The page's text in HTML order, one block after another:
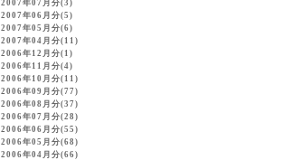
2007年07月分(3)
2007年06月分(5)
2007年05月分(6)
2007年04月分(11)
2006年12月分(1)
2006年11月分(4)
2006年10月分(11)
2006年09月分(77)
2006年08月分(37)
2006年07月分(28)
2006年06月分(55)
2006年05月分(68)
2006年04月分(66)